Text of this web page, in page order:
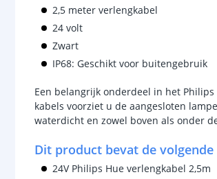
2,5 meter verlengkabel
24 volt
Zwart
IP68: Geschikt voor buitengebruik
Een belangrijk onderdeel in het
kabels voorziet u de aangesloten
waterdicht en zowel boven als onder
Dit product bevat de
24V Philips Hue verlengkabel 2,5m